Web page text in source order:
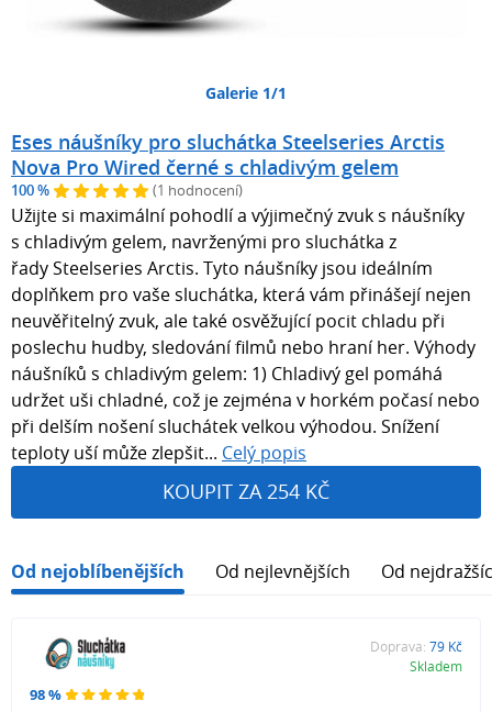
Galerie 1/1
Eses náušníky pro sluchátka Steelseries Arctis
Nova Pro Wired černé s chladivým gelem
100 % (1 hodnocení)
Užijte si maximální pohodlí a výjimečný zvuk s náušníky
s chladivým gelem, navrženými pro sluchátka z
řady Steelseries Arctis. Tyto náušníky jsou ideálním
doplňkem pro vaše sluchátka, která vám přinášejí nejen
neuvěřitelný zvuk, ale také osvěžující pocit chladu při
poslechu hudby, sledování filmů nebo hraní her. Výhody
náušníků s chladivým gelem: 1) Chladivý gel pomáhá
udržet uši chladné, což je zejména v horkém počasí nebo
při delším nošení sluchátek velkou výhodou. Snížení
teploty uší může zlepšit... Celý popis
KOUPIT ZA 254 KČ
Od nejoblíbenějších Od nejlevnějších Od
98 %
Doprava: 79 Kč
Skladem